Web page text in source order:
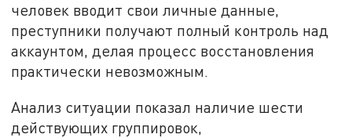
человек вводит свои личные данные,
преступники получают полный контроль над
аккаунтом, делая процесс восстановления
практически невозможным.
Анализ ситуации показал наличие шести
действующих группировок,